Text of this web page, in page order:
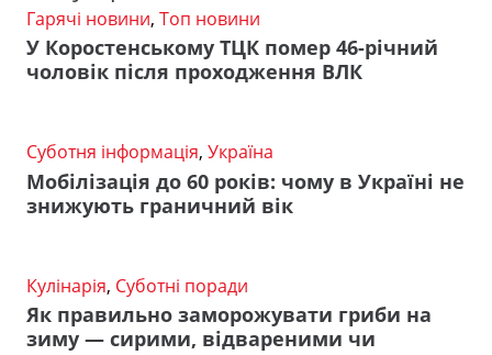
Гарячі новини, Топ новини
У Коростенському ТЦК помер 46-річний
чоловік після проходження ВЛК
Суботня інформація, Україна
Мобілізація до 60 років: чому в Україні не
знижують граничний вік
Кулінарія, Суботні поради
Як правильно заморожувати гриби на
зиму — сирими, відвареними чи